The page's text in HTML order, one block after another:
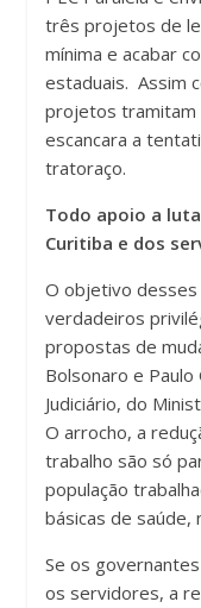
três projetos de
mínima e acabar
estaduais. Assim
projetos tramitam
escancara a
tratoraço.
Todo apoio a
Curitiba e dos
O objetivo
verdadeiros
propostas de
Bolsonaro e
Judiciário, do
O arrocho, a
trabalho são só
população
básicas de saúde,
Se os
os servidores, a